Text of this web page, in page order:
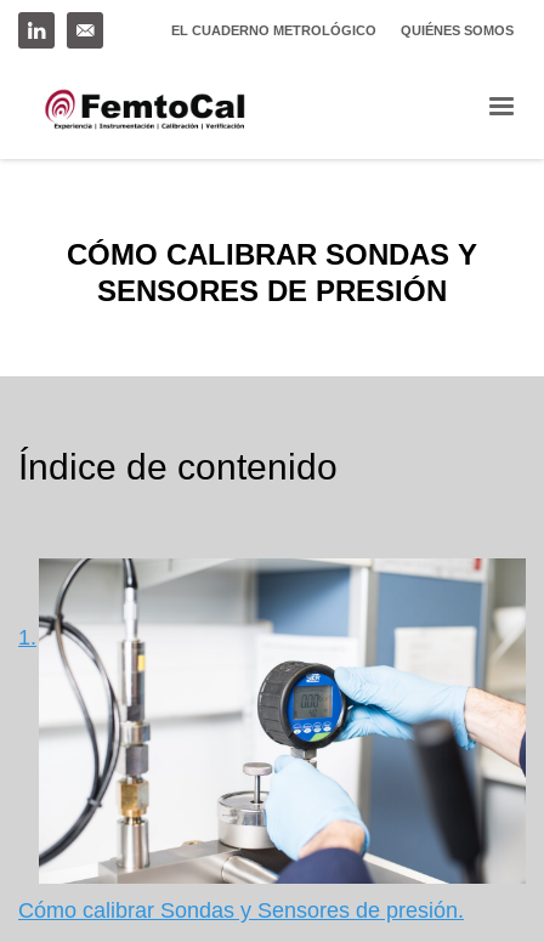
EL CUADERNO METROLÓGICO QUIÉNES SOMOS
CÓMO CALIBRAR SONDAS Y
SENSORES DE PRESIÓN
Índice de contenido
1.
Cómo calibrar Sondas y Sensores de presión.